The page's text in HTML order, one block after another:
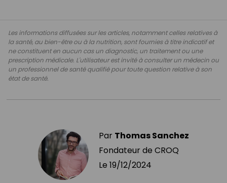
Les informations diffusées sur les articles, notamment celles relatives à
la santé, au bien-être ou à la nutrition, sont fournies à titre indicatif et
ne constituent en aucun cas un diagnostic, un traitement ou une
prescription médicale. L'utilisateur est invité à consulter un médecin ou
un professionnel de santé qualifié pour toute question relative à son
état de santé.
Par Thomas Sanchez
Fondateur de CROQ
Le 19/12/2024